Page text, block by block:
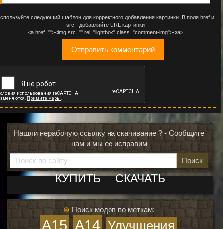
следующий шаблон для корректного добавления картинки. В поля href и
src - добавляйте URL картинки
<a href=""><img src="" rel="lightbox" class="comment-img"></a>
Нашли нерабочую ссылку на скачивание ? - Сообщите
нам и мы ее исправим
Поиск
КУПИТЬ СКАЧАТЬ
⊗ Поиск модов по меткам:
A15 A14 Улучшения